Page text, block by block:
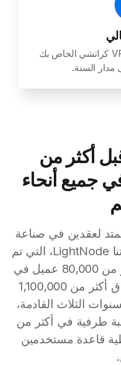
مع توفر 99.95%، يبقى VPS كراتشي الخاص بك
مدار السنة.
أكثر من
في جميع أنحاء
تمتد لعقدين في صناعة
مراكز البيانات، خدمت منصتنا LightNode، التي تم
إطلاقها في عام 2021، أكثر من 80,000 عميل في
أكثر من 130 دولة مع إطلاق أكثر من 1,100,000
الثلاث القادمة،
طرفية في أكثر من
قاعدة مستخدمين